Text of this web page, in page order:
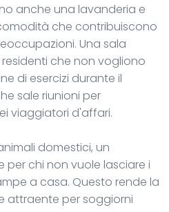
anche una lavanderia e
che contribuiscono
Una sala
che non vogliono
di esercizi durante il
sale riunioni per
viaggiatori d'affari.
domestici, un
chi non vuole lasciare i
a casa. Questo rende la
attraente per soggiorni